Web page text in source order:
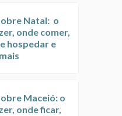
Natal: o
onde comer,
hospedar e
Maceió: o
onde ficar,